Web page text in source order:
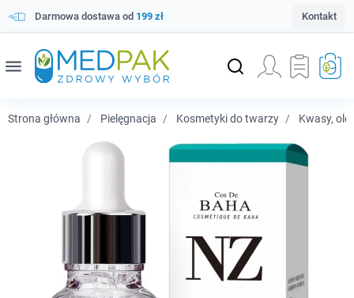
Darmowa dostawa od 199 zł Kontakt
menu
Strona główna Pielęgnacja Kosmetyki do twarzy Kwasy,